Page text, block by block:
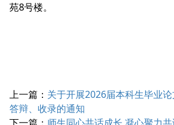
苑8号楼。
上一篇： 关于开展2026届本科生毕业论
答辩、收录的通知